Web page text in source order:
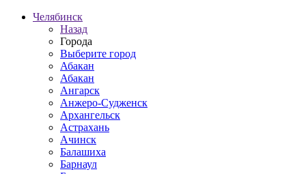
Челябинск
Назад
Города
Выберите город
Абакан
Абакан
Ангарск
Анжеро-Судженск
Архангельск
Астрахань
Ачинск
Балашиха
Барнаул